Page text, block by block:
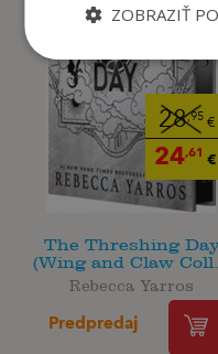
28,95 €
24,61 €
The Threshing Day
(Wing and Claw Coll...
Rebecca Yarros
Predpredaj
ZOBRAZIŤ